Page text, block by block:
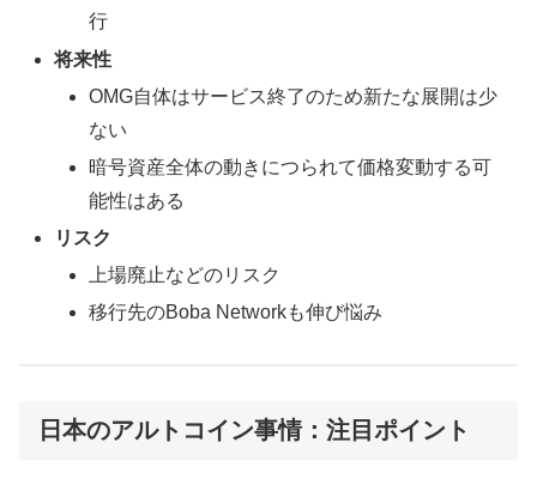
行
将来性
OMG自体はサービス終了のため新たな展開は少
ない
暗号資産全体の動きにつられて価格変動する可
能性はある
リスク
上場廃止などのリスク
移行先のBoba Networkも伸び悩み
日本のアルトコイン事情：注目ポイント